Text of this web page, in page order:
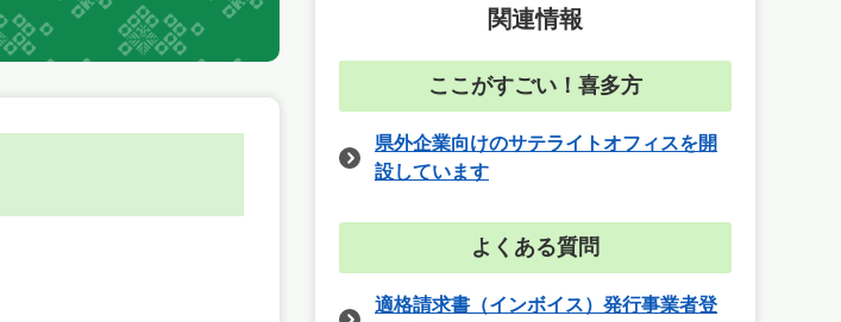
関連情報
ここがすごい！喜多方
県外企業向けのサテライトオフィスを開
設しています
よくある質問
適格請求書（インボイス）発行事業者登